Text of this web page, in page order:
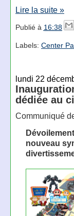
Lire la suite »
Publié à 16:38
Labels: Center
lundi 22
dédiée au
Communiqué
nouveau